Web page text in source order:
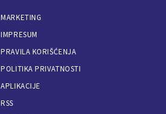
MARKETING
IMPRESUM
PRAVILA KORIŠĆENJA
POLITIKA PRIVATNOSTI
APLIKACIJE
RSS